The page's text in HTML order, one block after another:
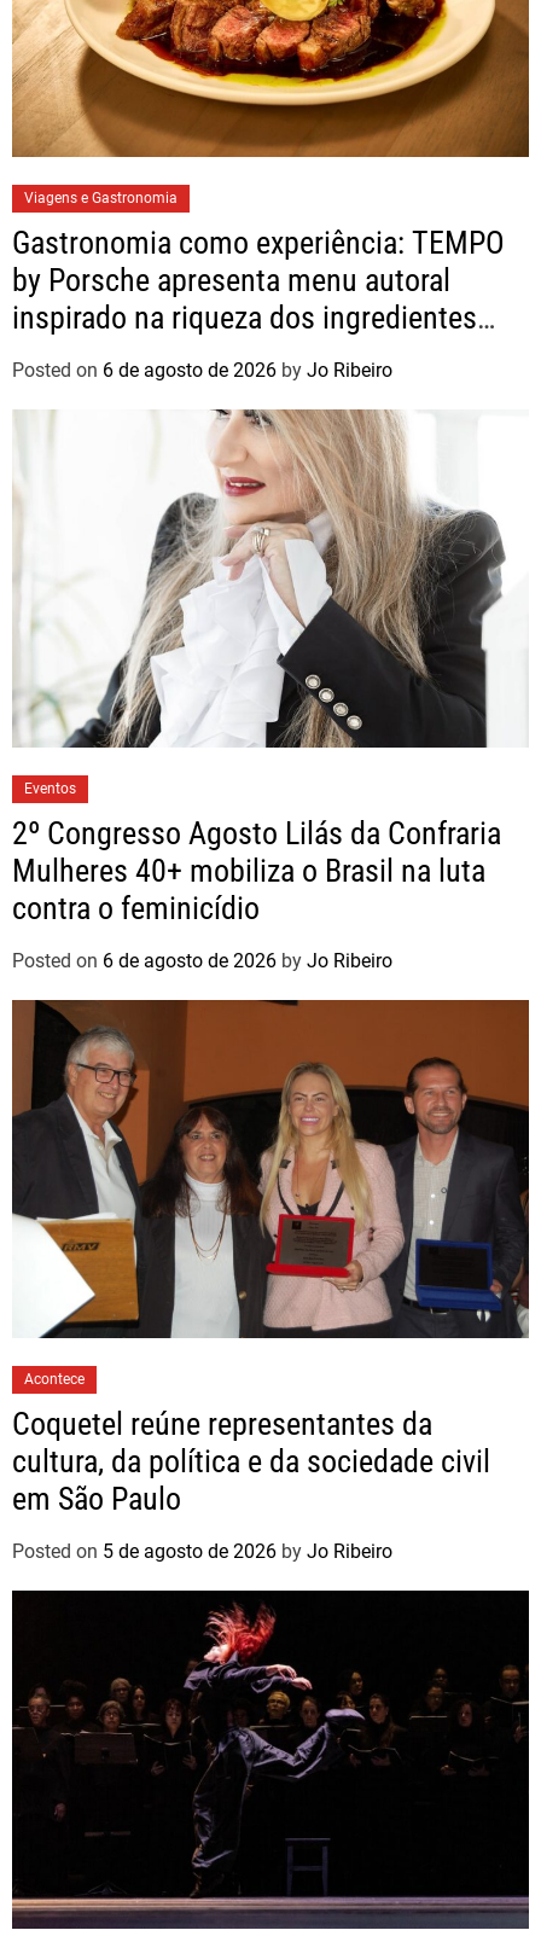
Viagens e Gastronomia
Gastronomia como experiência: TEMPO
by Porsche apresenta menu autoral
inspirado na riqueza dos ingredientes
brasileiros
Posted on 6 de agosto de 2026 by Jo Ribeiro
Eventos
2º Congresso Agosto Lilás da Confraria
Mulheres 40+ mobiliza o Brasil na luta
contra o feminicídio
Posted on 6 de agosto de 2026 by Jo Ribeiro
Acontece
Coquetel reúne representantes da
cultura, da política e da sociedade civil
em São Paulo
Posted on 5 de agosto de 2026 by Jo Ribeiro